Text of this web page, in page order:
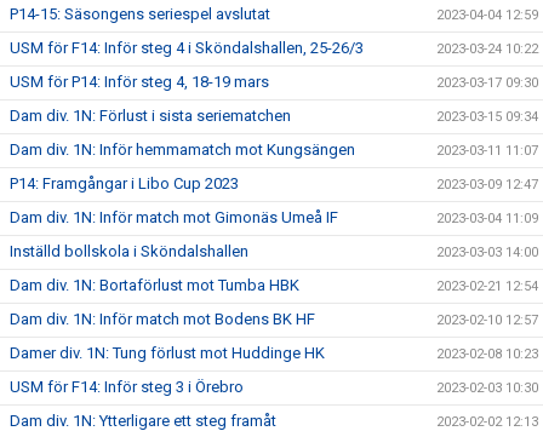
P14-15: Säsongens seriespel avslutat 2023-04-04 12:59
USM för F14: Inför steg 4 i Sköndalshallen, 25-26/3 2023-03-24 10:22
USM för P14: Inför steg 4, 18-19 mars 2023-03-17 09:30
Dam div. 1N: Förlust i sista seriematchen 2023-03-15 09:34
Dam div. 1N: Inför hemmamatch mot Kungsängen 2023-03-11 11:07
P14: Framgångar i Libo Cup 2023 2023-03-09 12:47
Dam div. 1N: Inför match mot Gimonäs Umeå IF 2023-03-04 11:09
Inställd bollskola i Sköndalshallen 2023-03-03 14:00
Dam div. 1N: Bortaförlust mot Tumba HBK 2023-02-21 12:54
Dam div. 1N: Inför match mot Bodens BK HF 2023-02-10 12:57
Damer div. 1N: Tung förlust mot Huddinge HK 2023-02-08 10:23
USM för F14: Inför steg 3 i Örebro 2023-02-03 10:30
Dam div. 1N: Ytterligare ett steg framåt 2023-02-02 12:13